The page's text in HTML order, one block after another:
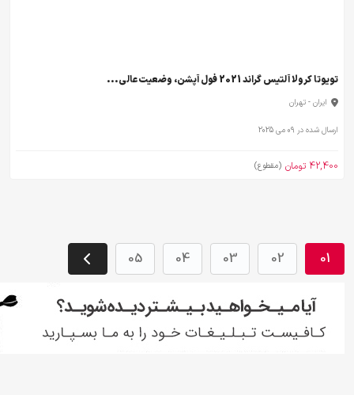
تویوتا کرولا آلتیس گراند 2021 فول آپشن، وضعیت عالی...
ایران - تهران
ارسال شده در 09 می 2025
42,400 تومان (مقطوع)
01
02
03
04
05